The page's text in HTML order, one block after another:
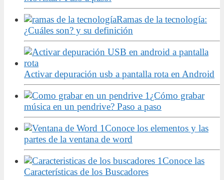
Ramas de la tecnología:
¿Cuáles son? y su definición
Activar depuración usb a pantalla rota en Android
¿Cómo grabar
música en un pendrive? Paso a paso
Conoce los elementos y las
partes de la ventana de word
Conoce las
Características de los Buscadores